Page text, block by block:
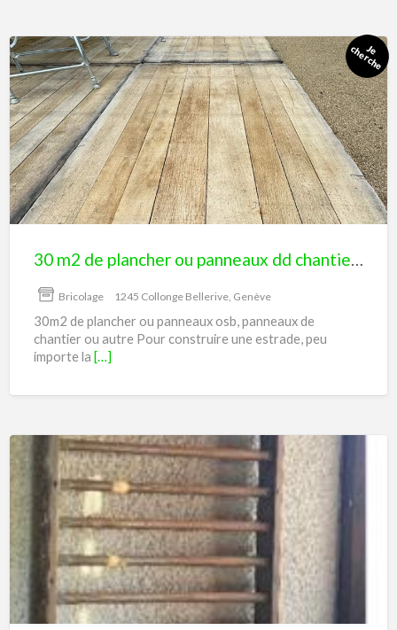
30
m2
de
plancher
ou
panneaux
dd
osb..
30 m2 de plancher ou panneaux dd chantier, osb..
Bricolage 1245 Collonge Bellerive, Genève
30m2 de plancher ou panneaux osb, panneaux de
chantier ou autre Pour construire une estrade, peu
importe la […]
Espalier